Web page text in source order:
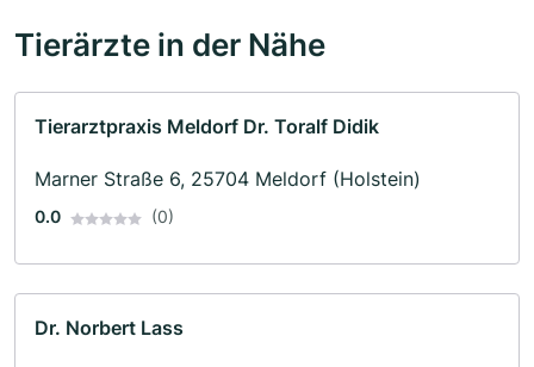
Tierärzte in der Nähe
Tierarztpraxis Meldorf Dr. Toralf Didik
Marner Straße 6, 25704 Meldorf (Holstein)
0.0 (0)
Dr. Norbert Lass